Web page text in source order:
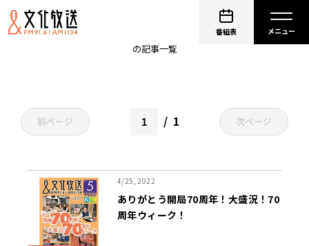
番組表
の記事一覧
前ページ 1 次ページ
4/25, 2022
ありがとう開局70周年！大盛況！70
周年ウィーク！